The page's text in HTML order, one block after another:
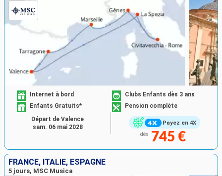
Payez en 4X
Internet à bord
Clubs Enfants dès 3 ans
Enfants Gratuits*
Pension complète
dès 745 €
Départ de Valence
sam. 06 mai 2028
FRANCE, ITALIE, ESPAGNE
5 jours, MSC Musica